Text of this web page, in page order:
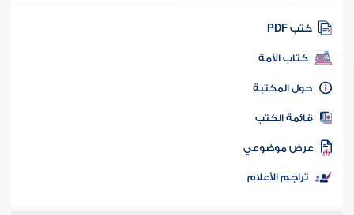
كتب PDF
كتاب الأمة
المكتبة
الكتب
موضوعي